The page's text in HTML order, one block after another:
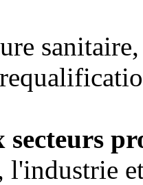
secteurs